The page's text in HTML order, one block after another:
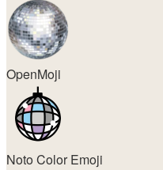
OpenMoji
Noto Color Emoji